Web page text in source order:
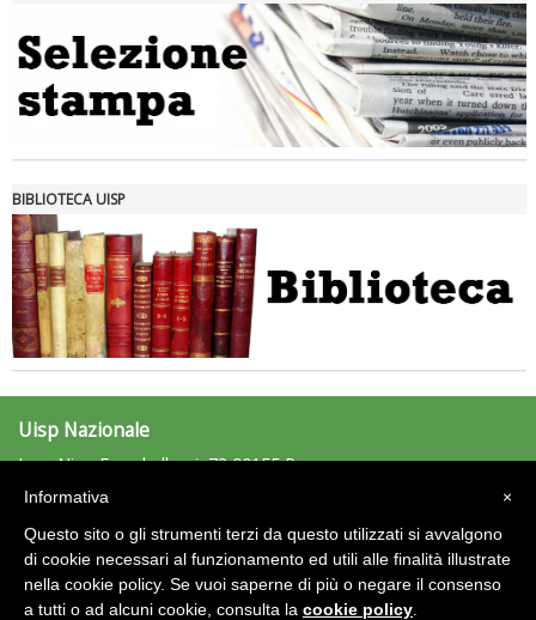
Tiziano Pesce nel Cda di Fondazione Terzjus: prima riunione a
BIBLIOTECA UISP
Uisp Nazionale
L.go Nino Franchellucci, 73 00155 Roma
Tel: 06.439841 - Fax: 06.43984320
C.F.: 97029170582
Area Riservata 2.0
×
Informativa
Questo sito o gli strumenti terzi da questo utilizzati si avvalgono
di cookie necessari al funzionamento ed utili alle finalità illustrate
nella cookie policy. Se vuoi saperne di più o negare il consenso
a tutti o ad alcuni cookie, consulta la cookie policy